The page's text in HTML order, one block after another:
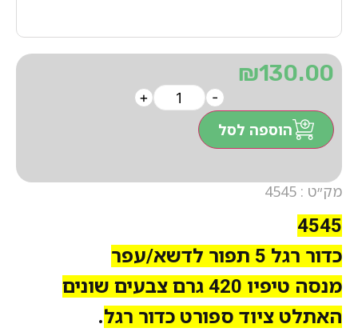
מק״ט : 4545
4545
כדור רגל 5 תפור לדשא/עפר
מנסה טיפיו 420 גרם צבעים שונים
האתלט ציוד ספורט כדור רגל.
₪130.00
-
+
הוספה לסל